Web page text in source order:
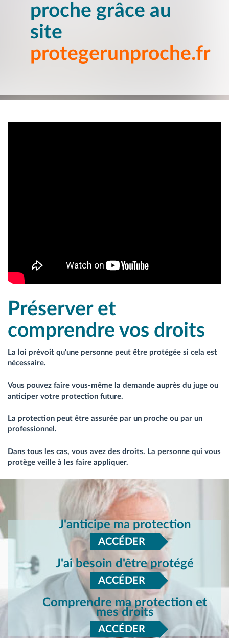
proche grâce au
site
protegerunproche.fr
Préserver et
comprendre vos droits
La loi prévoit qu'une personne peut être protégée si cela est
nécessaire.
Vous pouvez faire vous-même la demande auprès du juge ou
anticiper votre protection future.
La protection peut être assurée par un proche ou par un
professionnel.
Dans tous les cas, vous avez des droits. La personne qui vous
protège veille à les faire appliquer.
J'anticipe ma protection
ACCÉDER
J'ai besoin d'être protégé
ACCÉDER
Comprendre ma protection et
mes droits
ACCÉDER